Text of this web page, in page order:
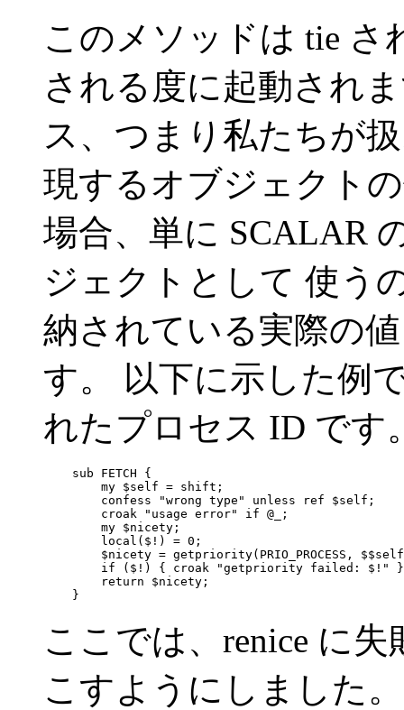
このメソッドは tie さ
される度に起動され
ス、つまり私たちが
現するオブジェクト
場合、単に SCALAR
ジェクトとして 使う
納されている実際の
す。 以下に示した例
れたプロセス ID です
    sub FETCH {
        my $self = shift;
        confess "wrong type" unless ref $self;
        croak "usage error" if @_;
        my $nicety;
        local($!) = 0;
$nicety = getpriority(PRIO_PROCESS,
        if ($!) { croak "getpriority failed: $!" }
        return $nicety;
    }
ここでは、renice に
こすようにしました